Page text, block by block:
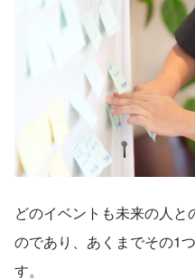
どのイベントも未来の人
のであり、あくまでその1
す。